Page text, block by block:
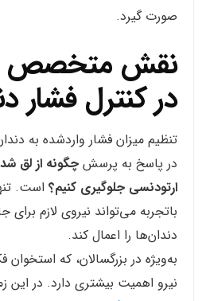
صورت گیرد.
نقش متخصص
در کنترل فشار
تنظیم میزان فشار واردشده به
در پاسخ به پرسش چگونه از لق
ارتودنسی جلوگیری کنیم؟ است.
باتجربه می‌تواند نیروی لازم برای
دندان‌ها را اعمال کند.
به‌ویژه در بزرگسالان، که
نیرو اهمیت بیشتری دارد. در این